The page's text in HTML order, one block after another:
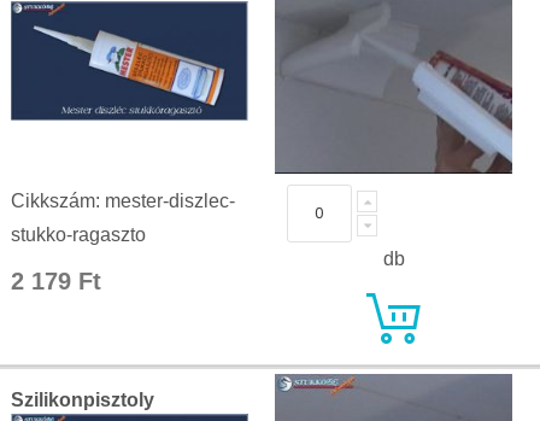
Cikkszám: mester-diszlec-
stukko-ragaszto
2 179 Ft
db
Szilikonpisztoly